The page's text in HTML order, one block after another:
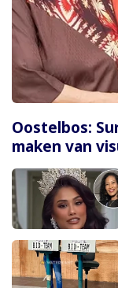
Oostelbos:
maken van